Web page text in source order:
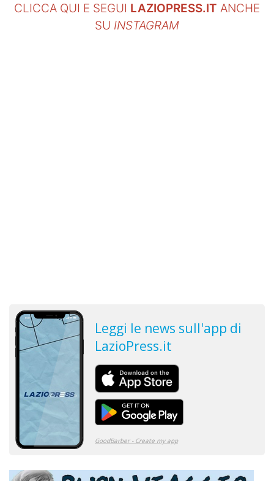
CLICCA QUI E SEGUI LAZIOPRESS.IT ANCHE
SU INSTAGRAM